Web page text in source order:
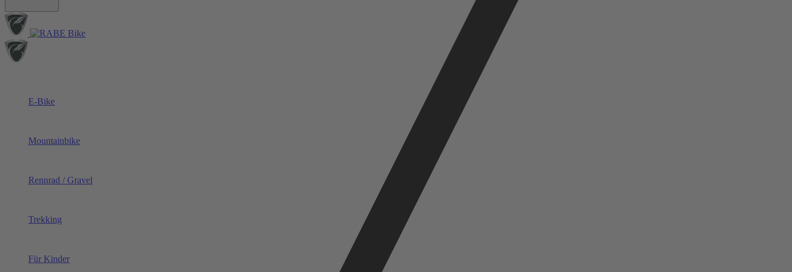
E-Bike
Mountainbike
Rennrad / Gravel
Trekking
Für Kinder